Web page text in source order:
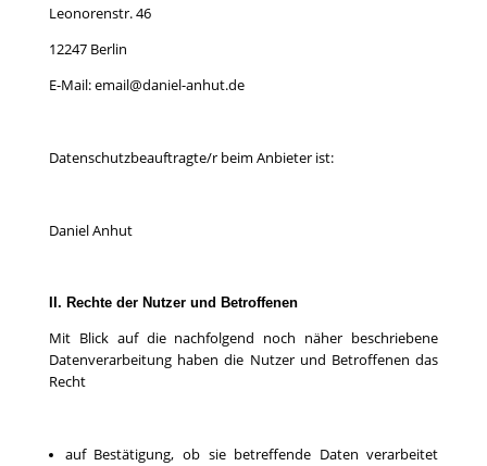
Leonorenstr. 46
12247 Berlin
E-Mail: email@daniel-anhut.de
Datenschutzbeauftragte/r beim Anbieter ist:
Daniel Anhut
II. Rechte der Nutzer und Betroffenen
Mit Blick auf die nachfolgend noch näher beschriebene
Datenverarbeitung haben die Nutzer und Betroffenen das
Recht
auf Bestätigung, ob sie betreffende Daten verarbeitet